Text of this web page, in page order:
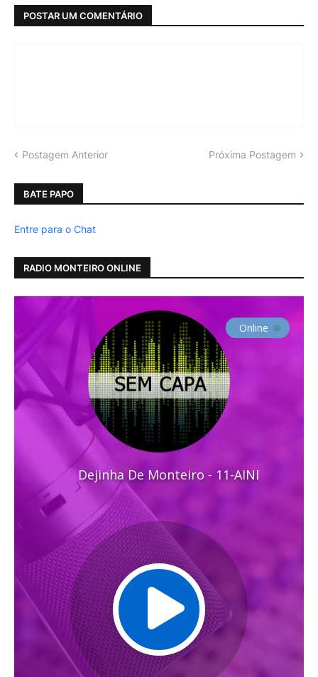
POSTAR UM COMENTÁRIO
Postagem Anterior Próxima Postagem
BATE PAPO
Entre para o Chat
RADIO MONTEIRO ONLINE